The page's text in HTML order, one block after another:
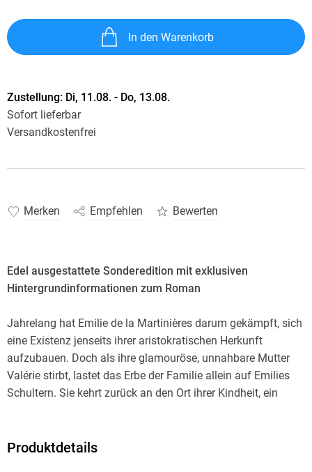
In den Warenkorb
Zustellung: Di, 11.08. - Do, 13.08.
Sofort lieferbar
Versandkostenfrei
Merken Empfehlen Bewerten
Edel ausgestattete Sonderedition mit exklusiven
Hintergrundinformationen zum Roman
Jahrelang hat Emilie de la Martinières darum gekämpft, sich
eine Existenz jenseits ihrer aristokratischen Herkunft
aufzubauen. Doch als ihre glamouröse, unnahbare Mutter
Valérie stirbt, lastet das Erbe der Familie allein auf Emilies
Schultern. Sie kehrt zurück an den Ort ihrer Kindheit, ein
Tante Sophia, deren Leben von einem düsteren Geheimnis
Produktdetails